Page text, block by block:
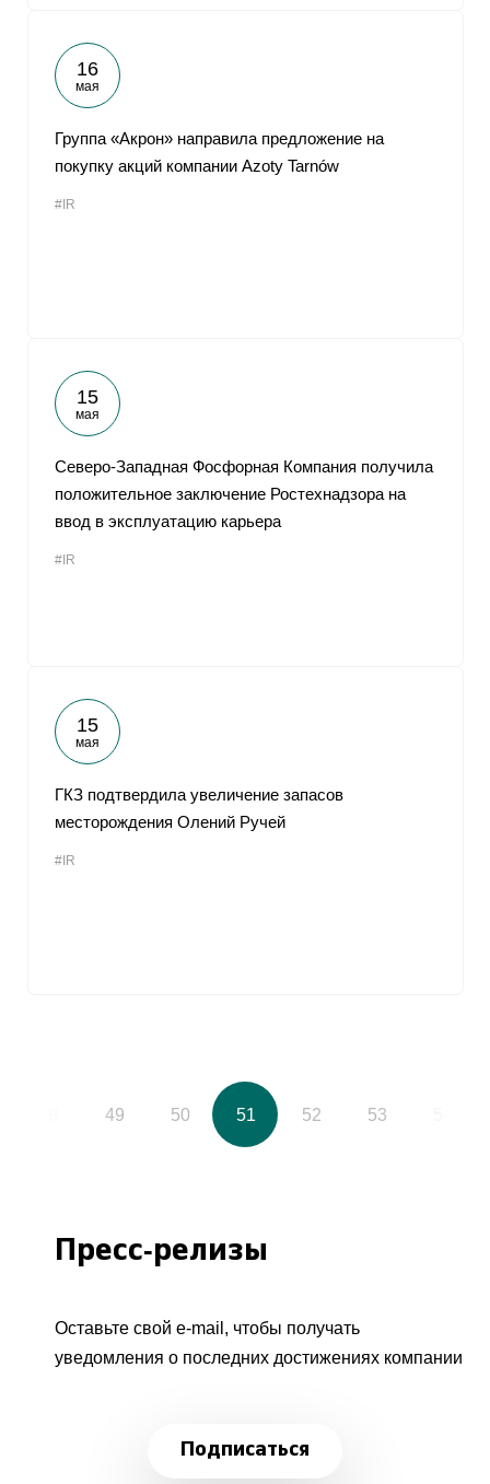
16
мая
Группа «Акрон» направила предложение на
покупку акций компании Azoty Tarnów
#IR
15
мая
Северо-Западная Фосфорная Компания получила
положительное заключение Ростехнадзора на
ввод в эксплуатацию карьера
#IR
15
мая
ГКЗ подтвердила увеличение запасов
месторождения Олений Ручей
#IR
49 50 51 52 53
Пресс-релизы
Оставьте свой e-mail, чтобы получать
уведомления о последних достижениях компании
Подписаться